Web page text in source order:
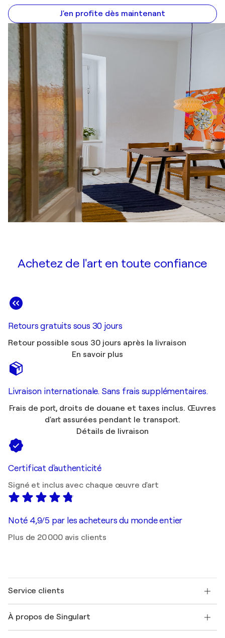
J'en profite dès maintenant
Achetez de l'art en toute confiance
Retours gratuits sous 30 jours
Retour possible sous 30 jours après la livraison
En savoir plus
Livraison internationale. Sans frais supplémentaires.
Frais de port, droits de douane et taxes inclus. Œuvres
d'art assurées pendant le transport.
Détails de livraison
Certificat d'authenticité
Signé et inclus avec chaque œuvre d'art
Noté 4,9/5 par les acheteurs du monde entier
Plus de 20 000 avis clients
Service clients
Expédition
À propos de Singulart